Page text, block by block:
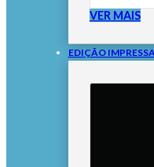
VER MAIS
EDIÇÃO